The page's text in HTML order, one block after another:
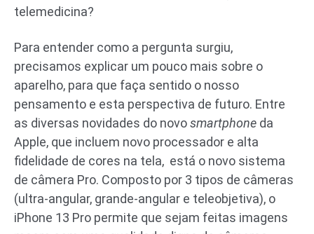
telemedicina?
Para entender como a pergunta surgiu,
precisamos explicar um pouco mais sobre o
aparelho, para que faça sentido o nosso
pensamento e esta perspectiva de futuro. Entre
as diversas novidades do novosmartphone da
Apple, que incluem novo processador e alta
fidelidade de cores na tela, está o novo sistema
de câmera Pro. Composto por 3 tipos de câmeras
(ultra-angular, grande-angular e teleobjetiva), o
iPhone 13 Pro permite que sejam feitas imagens